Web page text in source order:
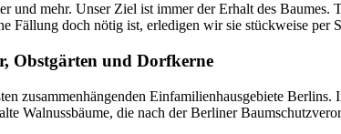
und mehr. Unser Ziel ist immer der Erhalt des
Fällung doch nötig ist, erledigen wir sie stückweise
Obstgärten und Dorfkerne
zusammenhängenden Einfamilienhausgebiete
Walnussbäume, die nach der Berliner